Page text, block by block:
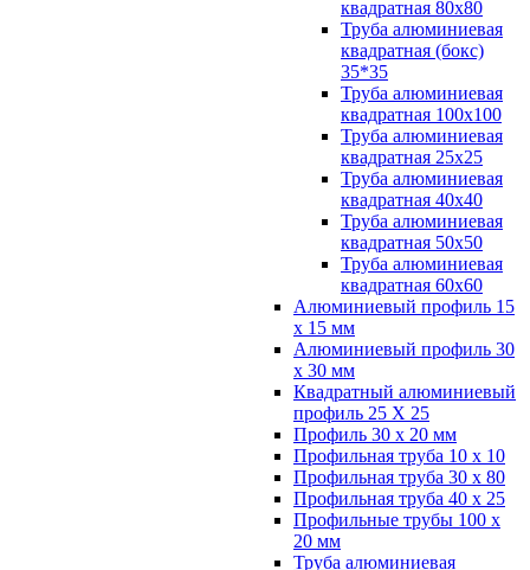
квадратная 80х80
Труба алюминиевая
квадратная (бокс)
35*35
Труба алюминиевая
квадратная 100х100
Труба алюминиевая
квадратная 25х25
Труба алюминиевая
квадратная 40х40
Труба алюминиевая
квадратная 50х50
Труба алюминиевая
квадратная 60х60
Алюминиевый профиль 15
х 15 мм
Алюминиевый профиль 30
х 30 мм
Квадратный алюминиевый
профиль 25 Х 25
Профиль 30 х 20 мм
Профильная труба 10 х 10
Профильная труба 30 х 80
Профильная труба 40 х 25
Профильные трубы 100 х
20 мм
Труба алюминиевая